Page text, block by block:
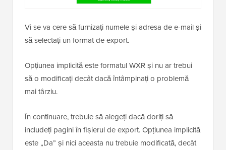
Vi se va cere să furnizați numele și adresa de e-mail și
să selectați un format de export.
Opțiunea implicită este formatul WXR și nu ar trebui
să o modificați decât dacă întâmpinați o problemă
mai târziu.
În continuare, trebuie să alegeți dacă doriți să
includeți pagini în fișierul de export. Opțiunea implicită
este „Da” și nici aceasta nu trebuie modificată, decât